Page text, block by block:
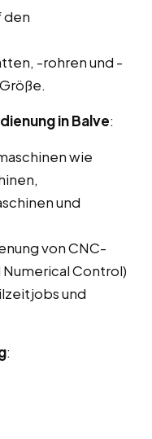
den
-rohren und -
in Balve:
wie
und
von CNC-
Control)
und
: